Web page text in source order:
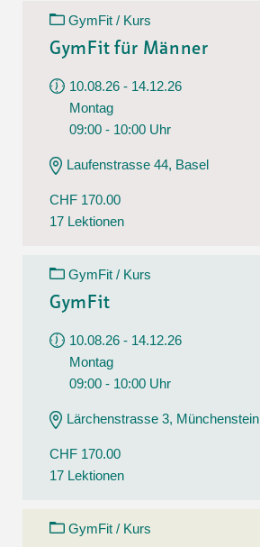
GymFit / Kurs
GymFit für Männer
10.08.26 - 14.12.26
Montag
09:00 - 10:00 Uhr
Laufenstrasse 44, Basel
CHF 170.00
17 Lektionen
GymFit / Kurs
GymFit
10.08.26 - 14.12.26
Montag
09:00 - 10:00 Uhr
Lärchenstrasse 3, Münchenstein
CHF 170.00
17 Lektionen
GymFit / Kurs